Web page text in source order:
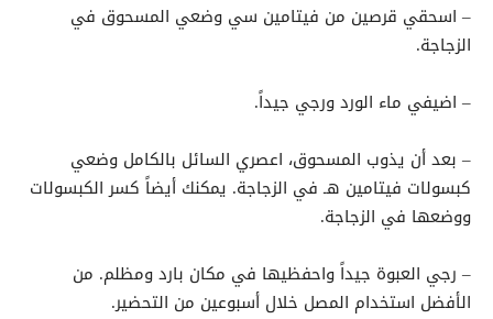
– اسحقي قرصين من فيتامين سي وضعي المسحوق في
الزجاجة.
– اضيفي ماء الورد ورجي جيداً.
– بعد أن يذوب المسحوق، اعصري السائل بالكامل وضعي
كبسولات فيتامين هـ في الزجاجة. يمكنك أيضاً كسر الكبسولات
ووضعها في الزجاجة.
– رجي العبوة جيداً واحفظيها في مكان بارد ومظلم. من
الأفضل استخدام المصل خلال أسبوعين من التحضير.